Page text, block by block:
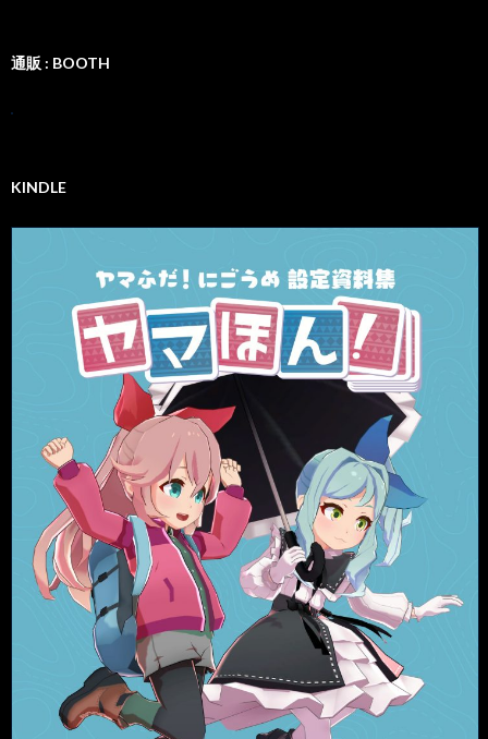
通販 : BOOTH
KINDLE